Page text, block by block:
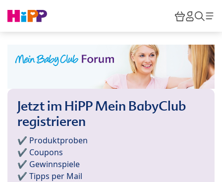
HiPP
Jetzt im HiPP Mein BabyClub
registrieren
✔️ Produktproben
✔️ Coupons
✔️ Gewinnspiele
✔️ Tipps per Mail